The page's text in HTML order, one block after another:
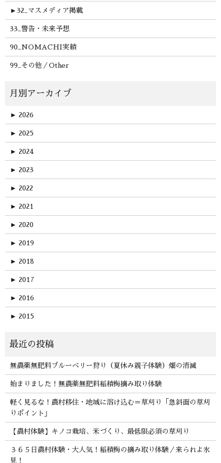
► 32_マスメディア掲載
33_警告・未来予想
90_NOMACHI実績
99_その他／Other
► 2026
► 2025
► 2024
► 2023
► 2022
► 2021
► 2020
► 2019
► 2018
► 2017
► 2016
► 2015
無農薬無肥料ブルーベリー狩り（夏休み親子体験）畑の消滅
始まりました！無農薬無肥料稲積梅摘み取り体験
軽く見るな！農村移住・地域に溶け込む＝草刈り「急斜面の草刈
りポイント」
【農村体験】キノコ栽培、米づくり、最低限必須の草刈り
３６５日農村体験・大人気！稲積梅の摘み取り体験／来られよ氷
見！